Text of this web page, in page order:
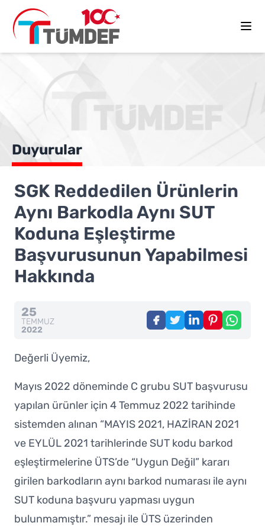
Duyurular
SGK Reddedilen Ürünlerin
Aynı Barkodla Aynı SUT
Koduna Eşleştirme
Başvurusunun Yapabilmesi
Hakkında
25
TEMMUZ
2022
Değerli Üyemiz,
Mayıs 2022 döneminde C grubu SUT başvurusu
yapılan ürünler için 4 Temmuz 2022 tarihinde
sistemden alınan “MAYIS 2021, HAZİRAN 2021
ve EYLÜL 2021 tarihlerinde SUT kodu barkod
eşleştirmelerine ÜTS’de “Uygun Değil” kararı
girilen barkodların aynı barkod numarası ile aynı
SUT koduna başvuru yapması uygun
bulunmamıştır.” mesajı ile ÜTS üzerinden